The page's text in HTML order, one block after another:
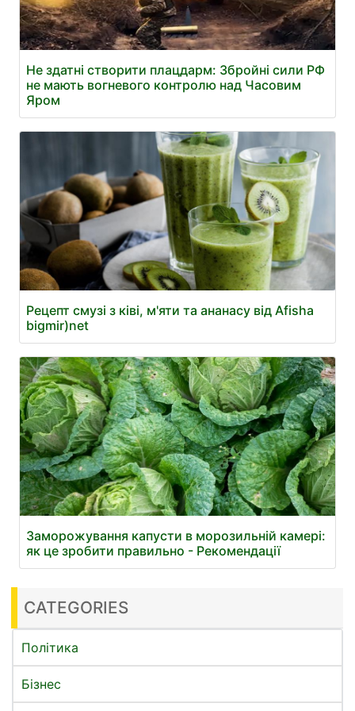
Не здатні створити плацдарм: Збройні сили РФ
не мають вогневого контролю над Часовим
Яром
Рецепт смузі з ківі, м'яти та ананасу від Afisha
bigmir)net
Заморожування капусти в морозильній камері:
як це зробити правильно - Рекомендації
CATEGORIES
Політика
Бізнес